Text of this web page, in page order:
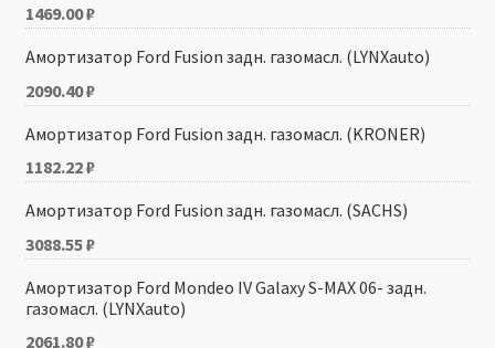
1469.00₽
Амортизатор Ford Fusion задн. газомасл. (LYNXauto)
2090.40₽
Амортизатор Ford Fusion задн. газомасл. (KRONER)
1182.22₽
Амортизатор Ford Fusion задн. газомасл. (SACHS)
3088.55₽
Амортизатор Ford Mondeo IV Galaxy S-MAX 06- задн.
газомасл. (LYNXauto)
2061.80₽